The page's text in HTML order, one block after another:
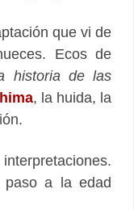
que vi de
Ecos de
historia de las
, la huida, la
paso a la edad